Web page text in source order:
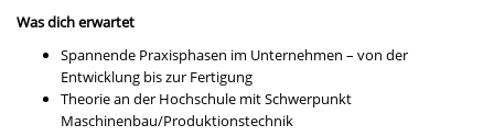
Was dich erwartet
Spannende Praxisphasen im Unternehmen – von der
Entwicklung bis zur Fertigung
Theorie an der Hochschule mit Schwerpunkt
Maschinenbau/Produktionstechnik